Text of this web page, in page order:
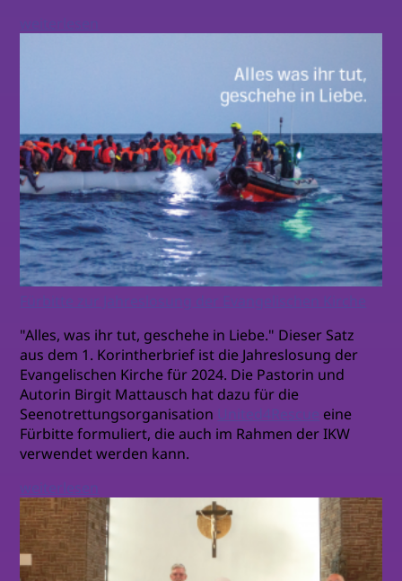
Fürbitte zur Jahreslosung der Evangelischen Kirche
"Alles, was ihr tut, geschehe in Liebe." Dieser Satz
aus dem 1. Korintherbrief ist die Jahreslosung der
Evangelischen Kirche für 2024. Die Pastorin und
Autorin Birgit Mattausch hat dazu für die
Seenotrettungsorganisation United4Rescue eine
Fürbitte formuliert, die auch im Rahmen der IKW
verwendet werden kann.
weiterlesen